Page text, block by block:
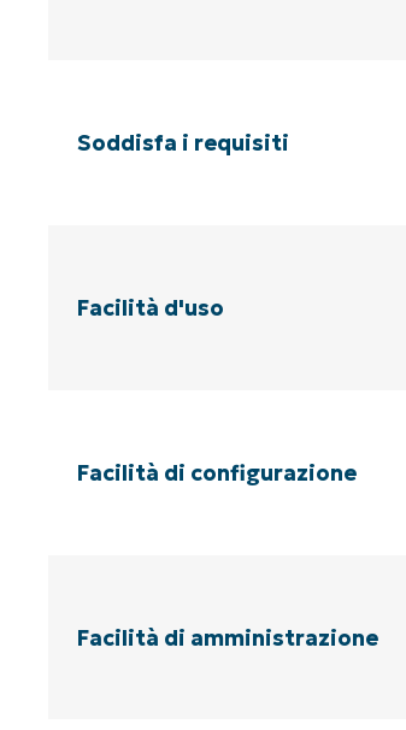
Soddisfa i requisiti
Facilità d'uso
Facilità di configurazione
Facilità di amministrazione